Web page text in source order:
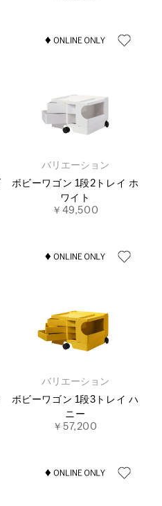
バリエーション
ボビーワゴン 1段2トレイ ホ
ワイト
￥49,500
バリエーション
ボビーワゴン 1段3トレイ ハ
ニー
￥57,200